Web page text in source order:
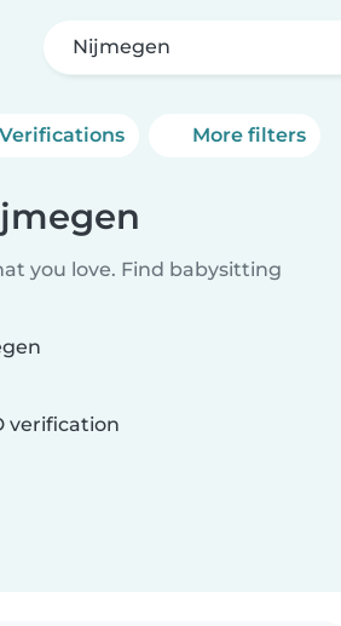
Nijmegen
Verifications More filters
you love. Find babysitting
verification